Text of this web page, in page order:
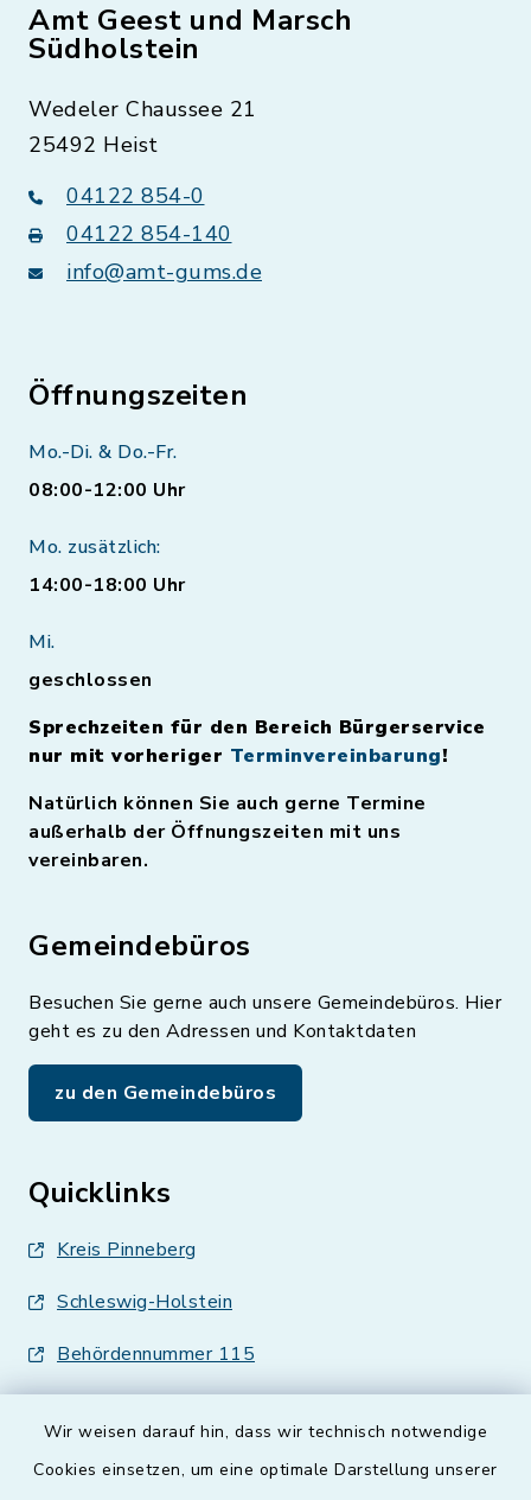
Wir weisen darauf hin, dass wir technisch notwendige
Cookies einsetzen, um eine optimale Darstellung unserer
Amt Geest und Marsch
Südholstein
Wedeler Chaussee 21
25492 Heist
04122 854-0
04122 854-140
info@amt-gums.de
Öffnungszeiten
Mo.-Di. & Do.-Fr.
08:00-12:00 Uhr
Mo. zusätzlich:
14:00-18:00 Uhr
Mi.
geschlossen
Sprechzeiten für den Bereich Bürgerservice
nur mit vorheriger Terminvereinbarung!
Natürlich können Sie auch gerne Termine
außerhalb der Öffnungszeiten mit uns
vereinbaren.
Gemeindebüros
Besuchen Sie gerne auch unsere Gemeindebüros. Hier
geht es zu den Adressen und Kontaktdaten
zu den Gemeindebüros
Quicklinks
Kreis Pinneberg
Schleswig-Holstein
Behördennummer 115